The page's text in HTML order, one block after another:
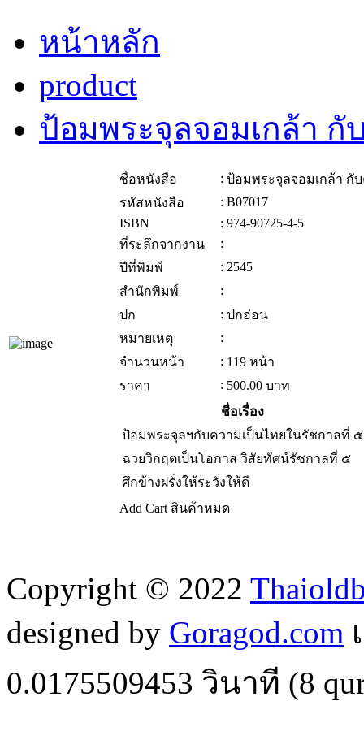
หน้าหลัก
product
ป้อมพระจุลจอมเกล้า
ชื่อหนังสือ : ป้อมพระจุลจอมเกล้า กั
รหัสหนังสือ
: B07017
ISBN
: 974-90725-4-5
ที่ระลึกจากงาน
:
ปีที่พิมพ์
: 2545
สำนักพิมพ์
:
ปก
: ปกอ่อน
หมายเหตุ
:
จำนวนหน้า
: 119 หน้า
ราคา
: 500.00 บาท
ชื่อเรื่อง
ป้อมพระจุลฯกับความเป็นไทยในรัชกาลที่ ๕
ฉวยวิกฤตเป็นโอกาส วิสัยทัศน์รัชกาลที่ ๕
ศึกข้างฝรั่งให้ระวังให้ดี
Add Cart สินค้าหมด
Copyright © 2022
designed by Goragod.com
0.0175509453 วินาที (8